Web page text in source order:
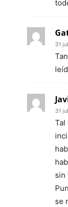
31
31
Tal
sin
se